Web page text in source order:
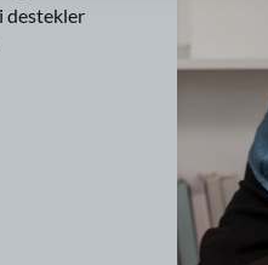
destekler